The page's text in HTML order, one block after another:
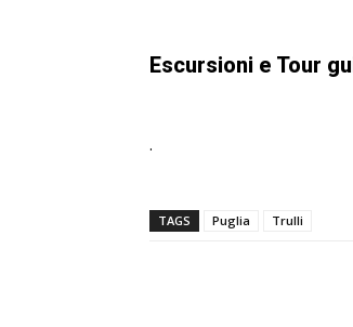
Escursioni e Tour
.
TAGS Puglia Trulli